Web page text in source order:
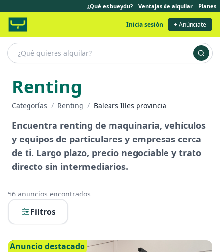
¿Qué es bueydu? Ventajas de alquilar Planes
Inicia sesión + Anúnciate
Renting
Categorías / Renting / Balears Illes provincia
Encuentra renting de maquinaria, vehículos
y equipos de particulares y empresas cerca
de ti. Largo plazo, precio negociable y trato
directo sin intermediarios.
56 anuncios encontrados
Filtros
Anuncio destacado